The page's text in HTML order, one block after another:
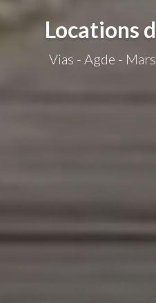
Locations
Vias - Agde -